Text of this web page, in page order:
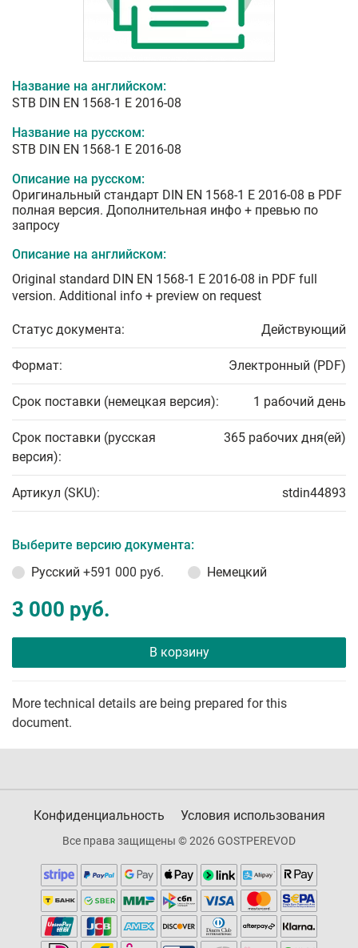
Название на английском:
STB DIN EN 1568-1 E 2016-08
Название на русском:
STB DIN EN 1568-1 E 2016-08
Описание на русском:
Оригинальный стандарт DIN EN 1568-1 E 2016-08 в PDF
полная версия. Дополнительная инфо + превью по
запросу
Описание на английском:
Original standard DIN EN 1568-1 E 2016-08 in PDF full
version. Additional info + preview on request
Статус документа: Действующий
Формат: Электронный (PDF)
Срок поставки (немецкая версия): 1 рабочий день
Срок поставки (русская
версия):
365 рабочих дня(ей)
Артикул (SKU): stdin44893
Выберите версию документа:
Русский +591 000 руб. Немецкий
3 000 руб.
В корзину
More technical details are being prepared for this
document.
Конфиденциальность Условия использования
Все права защищены © 2026 GOSTPEREVOD